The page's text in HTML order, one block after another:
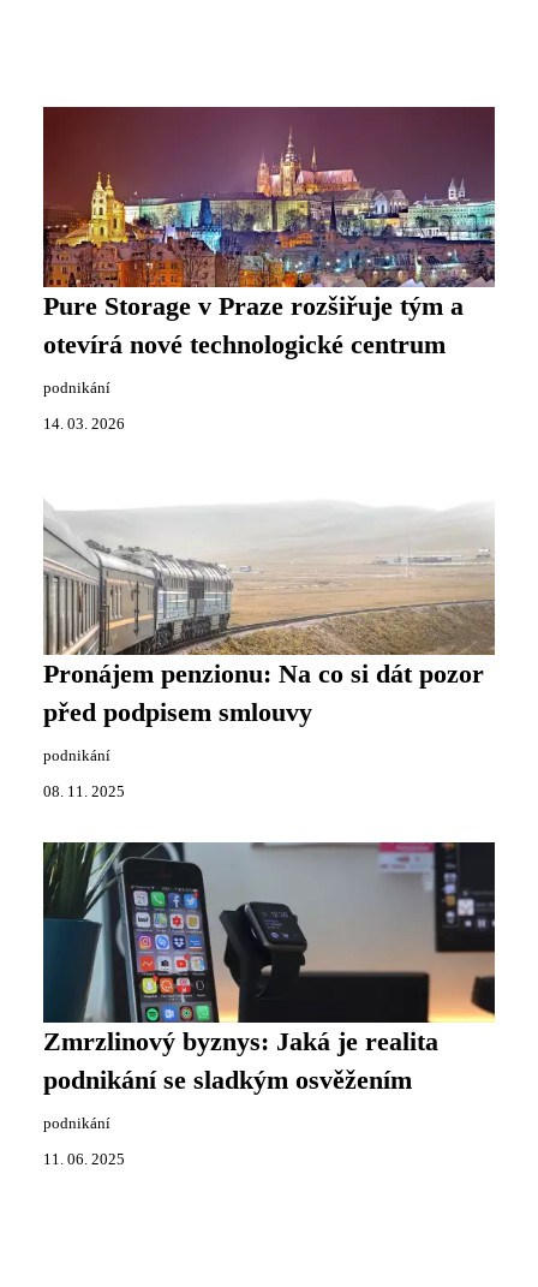
Pure Storage v Praze rozšiřuje tým a
otevírá nové technologické centrum
podnikání
14. 03. 2026
Pronájem penzionu: Na co si dát pozor
před podpisem smlouvy
podnikání
08. 11. 2025
Zmrzlinový byznys: Jaká je realita
podnikání se sladkým osvěžením
podnikání
11. 06. 2025